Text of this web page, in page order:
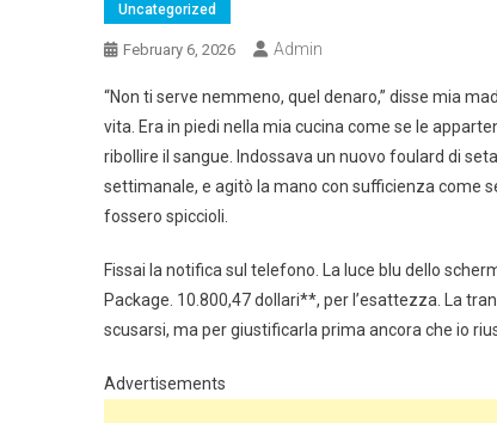
Uncategorized
February 6, 2026 Admin
“Non ti serve nemmeno, quel denaro,” disse mia
vita. Era in piedi nella mia cucina come se le
ribollire il sangue. Indossava un nuovo foulard di
settimanale, e agitò la mano con sufficienza come
fossero spiccioli.
Fissai la notifica sul telefono. La luce blu dello
Package. 10.800,47 dollari**, per l’esattezza. La
scusarsi, ma per giustificarla prima ancora che io
Advertisements